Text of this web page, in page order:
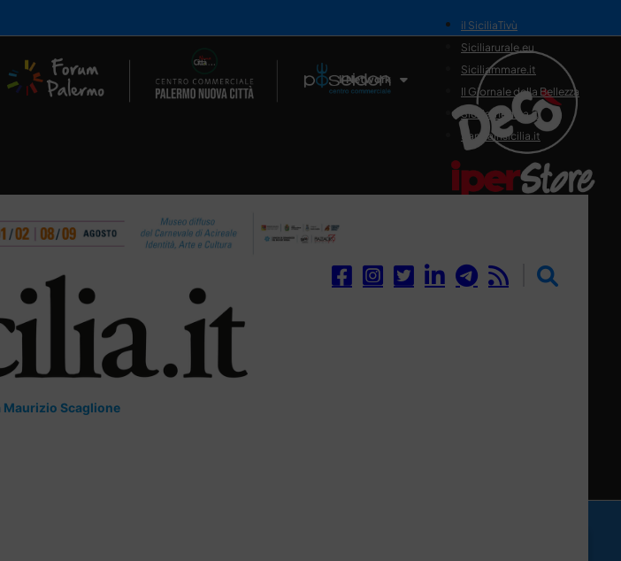
Il Network
il SiciliaTivù
Siciliarurale.eu
Siciliammare.it
Il Giornale della Bellezza
Siciliamedica.it
Sanitainsicilia.it
Maurizio Scaglione